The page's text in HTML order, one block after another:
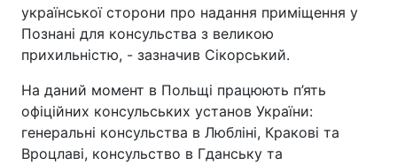
української сторони про надання приміщення у
Познані для консульства з великою
прихильністю, - зазначив Сікорський.
На даний момент в Польщі працюють п’ять
офіційних консульських установ України:
генеральні консульства в Любліні, Кракові та
Вроцлаві, консульство в Гданську та